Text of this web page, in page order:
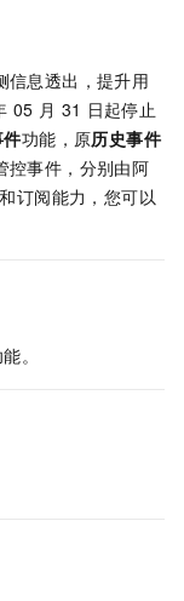
信息透出，提升用
05 月 31 日起停止
功能，原历史事件
控事件，分别由阿
订阅能力，您可以
。